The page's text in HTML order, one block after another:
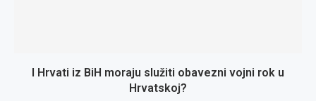
I Hrvati iz BiH moraju služiti obavezni vojni rok u
Hrvatskoj?